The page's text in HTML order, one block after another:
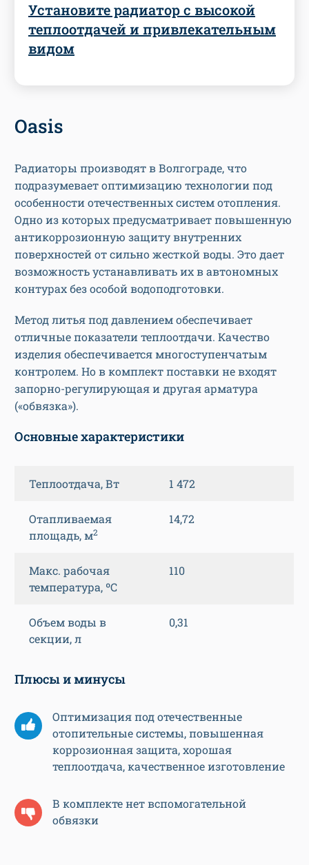
Установите радиатор с высокой
теплоотдачей и привлекательным
видом
Oasis
Радиаторы производят в Волгограде, что
подразумевает оптимизацию технологии под
особенности отечественных систем отопления.
Одно из которых предусматривает повышенную
антикоррозионную защиту внутренних
поверхностей от сильно жесткой воды. Это дает
возможность устанавливать их в автономных
контурах без особой водоподготовки.
Метод литья под давлением обеспечивает
отличные показатели теплоотдачи. Качество
изделия обеспечивается многоступенчатым
контролем. Но в комплект поставки не входят
запорно-регулирующая и другая арматура
(«обвязка»).
Основные характеристики
Теплоотдача, Вт 1 472
Отапливаемая
площадь, м2
14,72
Макс. рабочая
температура, ºС
110
Объем воды в
секции, л
0,31
Плюсы и минусы
Оптимизация под отечественные
отопительные системы, повышенная
коррозионная защита, хорошая
теплоотдача, качественное изготовление
В комплекте нет вспомогательной
обвязки